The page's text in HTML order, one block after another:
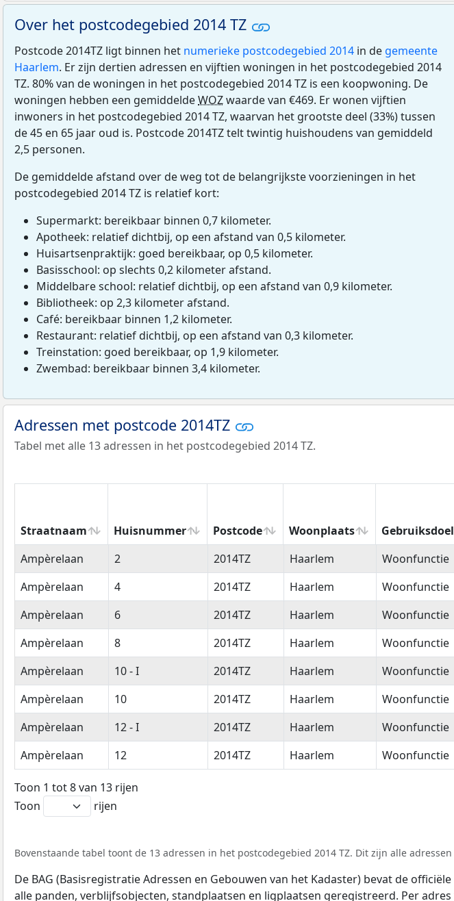
Over het postcodegebied 2014 TZ
Postcode 2014TZ ligt binnen het numerieke postcodegebied 2014 in de gemeente
Haarlem. Er zijn dertien adressen en vijftien woningen in het postcodegebied 2014
TZ. 80% van de woningen in het postcodegebied 2014 TZ is een koopwoning. De
woningen hebben een gemiddeldeWOZwaarde van €469. Er wonen vijftien
inwoners in het postcodegebied 2014 TZ, waarvan het grootste deel (33%) tussen
de 45 en 65 jaar oud is. Postcode 2014TZ telt twintig huishoudens van gemiddeld
2,5 personen.
De gemiddelde afstand over de weg tot de belangrijkste voorzieningen in het
postcodegebied 2014 TZ is relatief kort:
Supermarkt: bereikbaar binnen 0,7 kilometer.
Apotheek: relatief dichtbij, op een afstand van 0,5 kilometer.
Huisartsenpraktijk: goed bereikbaar, op 0,5 kilometer.
Basisschool: op slechts 0,2 kilometer afstand.
Middelbare school: relatief dichtbij, op een afstand van 0,9 kilometer.
Bibliotheek: op 2,3 kilometer afstand.
Café: bereikbaar binnen 1,2 kilometer.
Restaurant: relatief dichtbij, op een afstand van 0,3 kilometer.
Treinstation: goed bereikbaar, op 1,9 kilometer.
Zwembad: bereikbaar binnen 3,4 kilometer.
Adressen met postcode 2014TZ
Tabel met alle 13 adressen in het postcodegebied 2014 TZ.
Straatnaam Huisnummer Postcode Woonplaats Gebruiksdoel
Straatnaam
Huisnummer Postcode Woonplaats Gebruiksdoel
Ampèrelaan 2 2014TZ Haarlem Woonfunctie
Ampèrelaan
4 2014TZ Haarlem Woonfunctie
Ampèrelaan
6 2014TZ Haarlem Woonfunctie
Ampèrelaan
8 2014TZ Haarlem Woonfunctie
Ampèrelaan
10 - I 2014TZ Haarlem Woonfunctie
Ampèrelaan
10 2014TZ Haarlem Woonfunctie
Ampèrelaan
12 - I 2014TZ Haarlem Woonfunctie
Ampèrelaan
12 2014TZ Haarlem Woonfunctie
Toon 1 tot 8 van 13 rijen
Toon
rijen
Bovenstaande tabel toont de 13 adressen in het postcodegebied 2014 TZ. Dit zijn alle
De BAG (Basisregistratie Adressen en Gebouwen van het Kadaster) bevat de
alle panden, verblijfsobjecten, standplaatsen en ligplaatsen geregistreerd. Per